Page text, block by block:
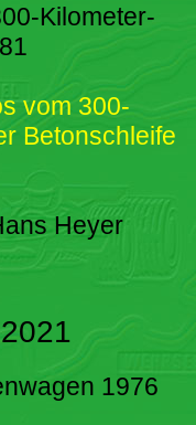
Kilometer-
vom 300-
Betonschleife
Heyer
1976